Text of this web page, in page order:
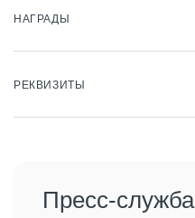
НАГРАДЫ
РЕКВИЗИТЫ
Пресс-служба